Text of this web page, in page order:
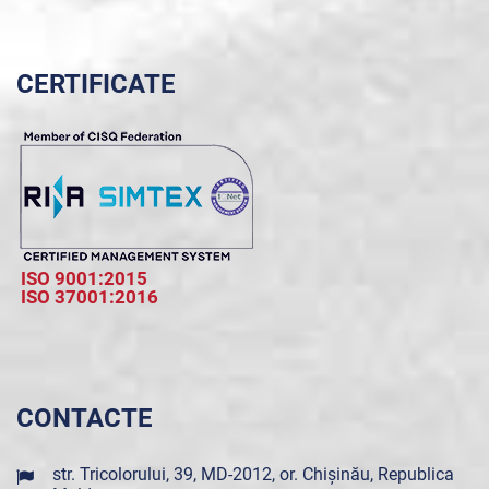
CERTIFICATE
ISO 9001:2015
ISO 37001:2016
CONTACTE
str. Tricolorului, 39, MD-2012, or. Chișinău, Republica